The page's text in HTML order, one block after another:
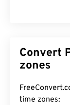
Convert
zones
time zones: